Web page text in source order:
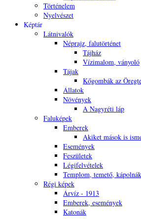
Történelem
Nyelvészet
Képtár
Látnivalók
Néprajz, falutörténet
Tájház
Vízimalom, ványoló
Tájak
Kőgombák az
Állatok
Növények
A Nagyréti láp
Faluképek
Emberek
Akiket mások is
Események
Feszületek
Légifelvételek
Templom, temető, kápolnák
Régi képek
Árvíz - 1913
Emberek, események
Katonák